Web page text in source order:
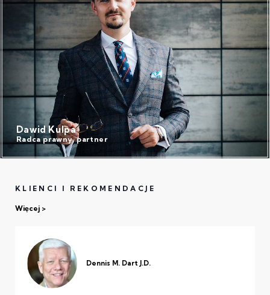
Dawid Kulpa
Radca prawny, partner
KLIENCI I REKOMENDACJE
Więcej
Dennis M. Dart J.D.